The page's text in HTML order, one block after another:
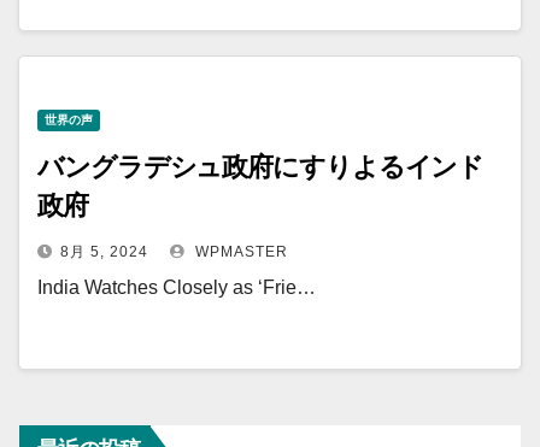
世界の声
バングラデシュ政府にすりよるインド
政府
8月 5, 2024 WPMASTER
India Watches Closely as ‘Frie…